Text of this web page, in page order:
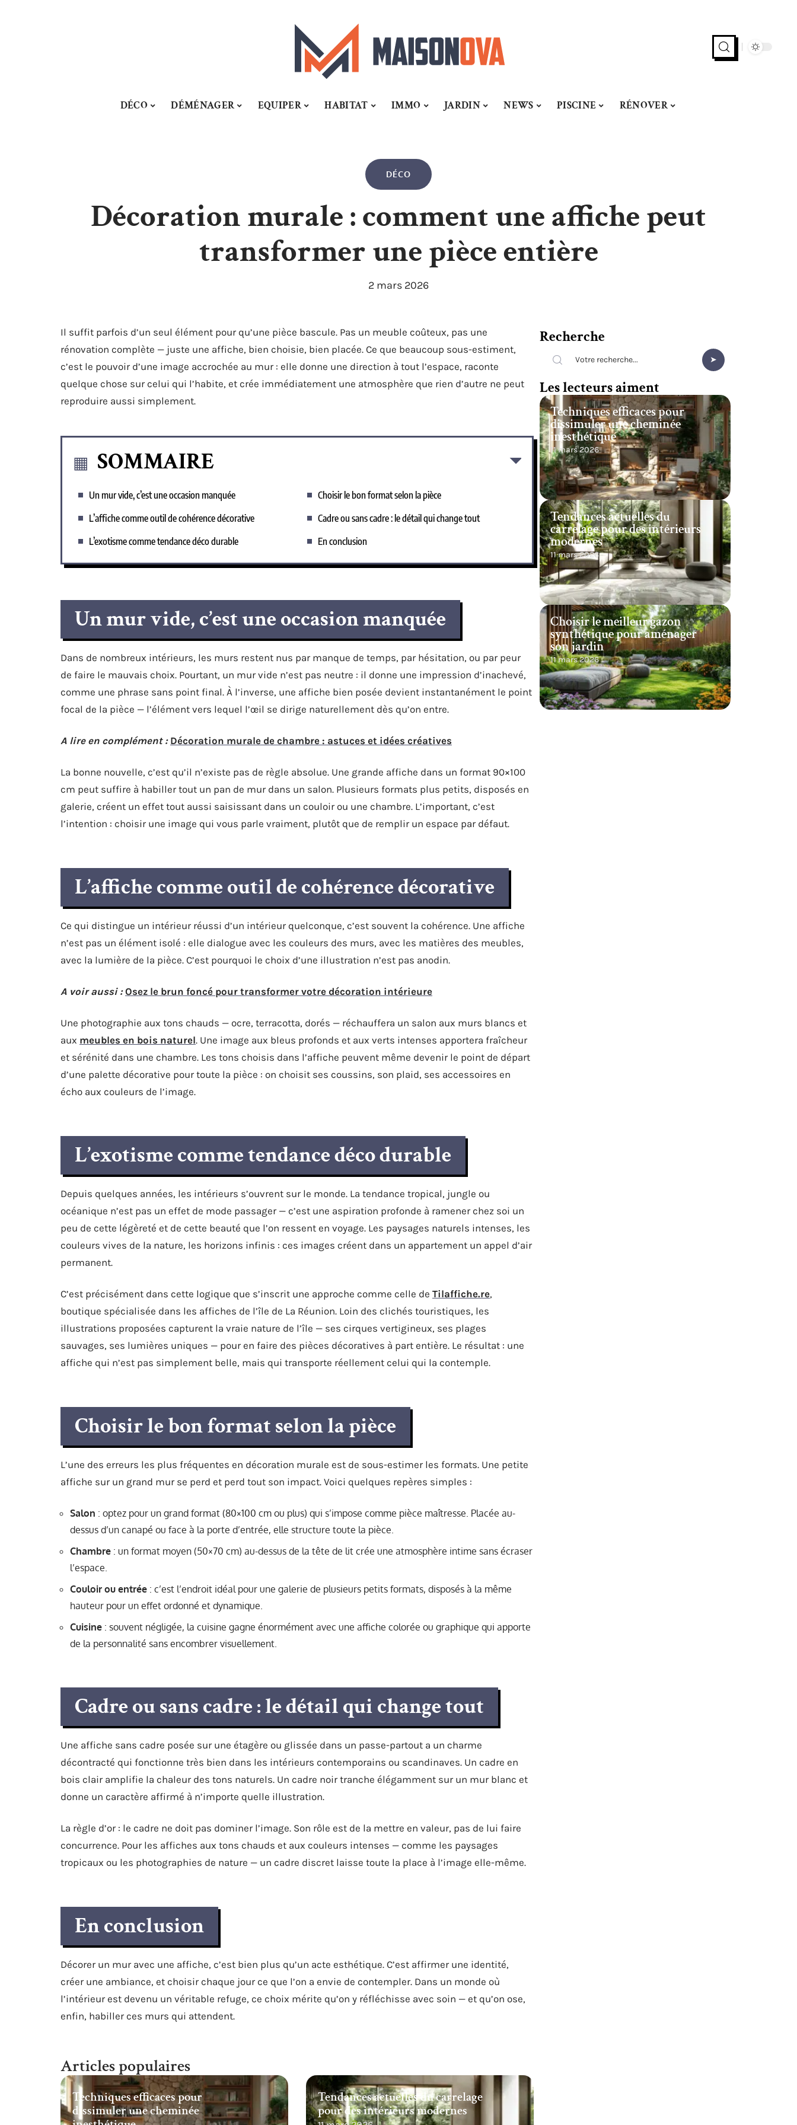
DÉCO DÉMÉNAGER EQUIPER HABITAT IMMO JARDIN NEWS PISCINE RÉNOVER
DÉCO
Décoration murale : comment une affiche peut
transformer une pièce entière
2 mars 2026
Il suffit parfois d’un seul élément pour qu’une pièce bascule. Pas un meuble coûteux, pas une
rénovation complète — juste une affiche, bien choisie, bien placée. Ce que beaucoup sous-estiment,
c’est le pouvoir d’une image accrochée au mur : elle donne une direction à tout l’espace, raconte
quelque chose sur celui qui l’habite, et crée immédiatement une atmosphère que rien d’autre ne peut
reproduire aussi simplement.
SOMMAIRE
Un mur vide, c’est une occasion manquée
L’affiche comme outil de cohérence décorative
L’exotisme comme tendance déco durable
Choisir le bon format selon la pièce
Cadre ou sans cadre : le détail qui change tout
En conclusion
Un mur vide, c’est une occasion manquée
Dans de nombreux intérieurs, les murs restent nus par manque de temps, par hésitation, ou par peur
de faire le mauvais choix. Pourtant, un mur vide n’est pas neutre : il donne une impression d’inachevé,
comme une phrase sans point final. À l’inverse, une affiche bien posée devient instantanément le point
focal de la pièce — l’élément vers lequel l’œil se dirige naturellement dès qu’on entre.
A lire en complément : Décoration murale de chambre : astuces et idées créatives
La bonne nouvelle, c’est qu’il n’existe pas de règle absolue. Une grande affiche dans un format 90×100
cm peut suffire à habiller tout un pan de mur dans un salon. Plusieurs formats plus petits, disposés en
galerie, créent un effet tout aussi saisissant dans un couloir ou une chambre. L’important, c’est
l’intention : choisir une image qui vous parle vraiment, plutôt que de remplir un espace par défaut.
L’affiche comme outil de cohérence décorative
Ce qui distingue un intérieur réussi d’un intérieur quelconque, c’est souvent la cohérence. Une affiche
n’est pas un élément isolé : elle dialogue avec les couleurs des murs, avec les matières des meubles,
avec la lumière de la pièce. C’est pourquoi le choix d’une illustration n’est pas anodin.
A voir aussi : Osez le brun foncé pour transformer votre décoration intérieure
Une photographie aux tons chauds — ocre, terracotta, dorés — réchauffera un salon aux murs blancs et
aux meubles en bois naturel. Une image aux bleus profonds et aux verts intenses apportera fraîcheur
et sérénité dans une chambre. Les tons choisis dans l’affiche peuvent même devenir le point de départ
d’une palette décorative pour toute la pièce : on choisit ses coussins, son plaid, ses accessoires en
écho aux couleurs de l’image.
L’exotisme comme tendance déco durable
Depuis quelques années, les intérieurs s’ouvrent sur le monde. La tendance tropical, jungle ou
océanique n’est pas un effet de mode passager — c’est une aspiration profonde à ramener chez soi un
peu de cette légèreté et de cette beauté que l’on ressent en voyage. Les paysages naturels intenses, les
couleurs vives de la nature, les horizons infinis : ces images créent dans un appartement un appel d’air
permanent.
C’est précisément dans cette logique que s’inscrit une approche comme celle de Tilaffiche.re,
boutique spécialisée dans les affiches de l’île de La Réunion. Loin des clichés touristiques, les
illustrations proposées capturent la vraie nature de l’île — ses cirques vertigineux, ses plages
sauvages, ses lumières uniques — pour en faire des pièces décoratives à part entière. Le résultat : une
affiche qui n’est pas simplement belle, mais qui transporte réellement celui qui la contemple.
Choisir le bon format selon la pièce
L’une des erreurs les plus fréquentes en décoration murale est de sous-estimer les formats. Une petite
affiche sur un grand mur se perd et perd tout son impact. Voici quelques repères simples :
Salon : optez pour un grand format (80×100 cm ou plus) qui s’impose comme pièce maîtresse. Placée au-
dessus d’un canapé ou face à la porte d’entrée, elle structure toute la pièce.
Chambre : un format moyen (50×70 cm) au-dessus de la tête de lit crée une atmosphère intime sans écraser
l’espace.
Couloir ou entrée : c’est l’endroit idéal pour une galerie de plusieurs petits formats, disposés à la même
hauteur pour un effet ordonné et dynamique.
Cuisine : souvent négligée, la cuisine gagne énormément avec une affiche colorée ou graphique qui apporte
de la personnalité sans encombrer visuellement.
Cadre ou sans cadre : le détail qui change tout
Une affiche sans cadre posée sur une étagère ou glissée dans un passe-partout a un charme
décontracté qui fonctionne très bien dans les intérieurs contemporains ou scandinaves. Un cadre en
bois clair amplifie la chaleur des tons naturels. Un cadre noir tranche élégamment sur un mur blanc et
donne un caractère affirmé à n’importe quelle illustration.
La règle d’or : le cadre ne doit pas dominer l’image. Son rôle est de la mettre en valeur, pas de lui faire
concurrence. Pour les affiches aux tons chauds et aux couleurs intenses — comme les paysages
tropicaux ou les photographies de nature — un cadre discret laisse toute la place à l’image elle-même.
En conclusion
Décorer un mur avec une affiche, c’est bien plus qu’un acte esthétique. C’est affirmer une identité,
créer une ambiance, et choisir chaque jour ce que l’on a envie de contempler. Dans un monde où
l’intérieur est devenu un véritable refuge, ce choix mérite qu’on y réfléchisse avec soin — et qu’on ose,
enfin, habiller ces murs qui attendent.
Articles populaires
Techniques efficaces pour
dissimuler une cheminée
Tendances actuelles du carrelage
pour des intérieurs modernes
Recherche
Les lecteurs aiment
Techniques efficaces pour
dissimuler une cheminée
inesthétique
11 mars 2026
Tendances actuelles du
carrelage pour des intérieurs
modernes
11 mars 2026
Choisir le meilleur gazon
synthétique pour aménager
son jardin
11 mars 2026